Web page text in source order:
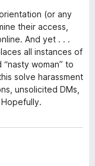
(or any
their access,
And yet . . .
all instances of
woman” to
solve harassment
unsolicited DMs,